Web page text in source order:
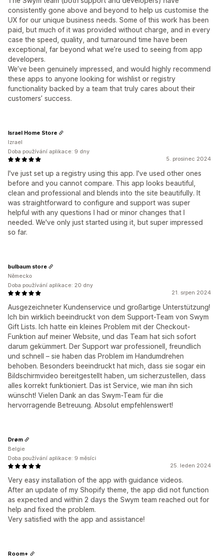
consistently gone above and beyond to help us customise the
UX for our unique business needs. Some of this work has been
paid, but much of it was provided without charge, and in every
case the speed, quality, and turnaround time have been
exceptional, far beyond what we’re used to seeing from app
developers.
We’ve been genuinely impressed, and would highly recommend
these apps to anyone looking for wishlist or registry
functionality backed by a team that truly cares about their
customers’ success.
5. prosinec 2024
I've just set up a registry using this app. I've used other ones
before and you cannot compare. This app looks beautiful,
clean and professional and blends into the site beautifully. It
was straightforward to configure and support was super
helpful with any questions I had or minor changes that I
needed. We've only just started using it, but super impressed
so far.
Israel Home Store
Izrael
Doba používání aplikace: 9 dny
21. srpen 2024
Ausgezeichneter Kundenservice und großartige Unterstützung!
Ich bin wirklich beeindruckt von dem Support-Team von Swym
Gift Lists. Ich hatte ein kleines Problem mit der Checkout-
Funktion auf meiner Website, und das Team hat sich sofort
darum gekümmert. Der Support war professionell, freundlich
und schnell – sie haben das Problem im Handumdrehen
behoben. Besonders beeindruckt hat mich, dass sie sogar ein
Bildschirmvideo bereitgestellt haben, um sicherzustellen, dass
alles korrekt funktioniert. Das ist Service, wie man ihn sich
wünscht! Vielen Dank an das Swym-Team für die
hervorragende Betreuung. Absolut empfehlenswert!
bulbaum store
Německo
Doba používání aplikace: 20 dny
25. leden 2024
Very easy installation of the app with guidance videos.
After an update of my Shopify theme, the app did not function
as expected and within 2 days the Swym team reached out for
help and fixed the problem.
Very satisfied with the app and assistance!
Drøm
Belgie
Doba používání aplikace: 9 měsíci
Room+